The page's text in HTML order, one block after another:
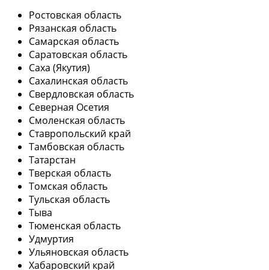
Ростовская область
Рязанская область
Самарская область
Саратовская область
Саха (Якутия)
Сахалинская область
Свердловская область
Северная Осетия
Смоленская область
Ставропольский край
Тамбовская область
Татарстан
Тверская область
Томская область
Тульская область
Тыва
Тюменская область
Удмуртия
Ульяновская область
Хабаровский край